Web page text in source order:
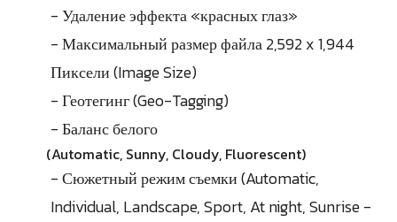
- Удаление эффекта «красных глаз»
- Максимальный размер файла 2,592 x 1,944
Пиксели (Image Size)
- Геотегинг (Geo-Tagging)
- Баланс белого
(Automatic, Sunny, Cloudy, Fluorescent)
- Сюжетный режим съемки (Automatic,
Individual, Landscape, Sport, At night, Sunrise -